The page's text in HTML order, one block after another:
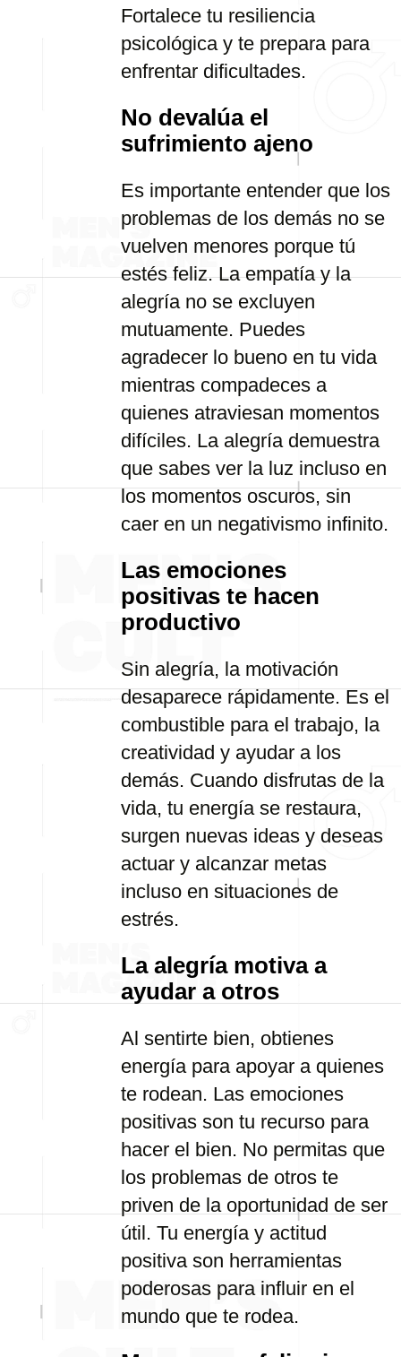
Fortalece tu resiliencia
psicológica y te prepara para
enfrentar dificultades.
No devalúa el
sufrimiento ajeno
Es importante entender que los
problemas de los demás no se
vuelven menores porque tú
estés feliz. La empatía y la
alegría no se excluyen
mutuamente. Puedes
agradecer lo bueno en tu vida
mientras compadeces a
quienes atraviesan momentos
difíciles. La alegría demuestra
que sabes ver la luz incluso en
los momentos oscuros, sin
caer en un negativismo infinito.
Las emociones
positivas te hacen
productivo
Sin alegría, la motivación
desaparece rápidamente. Es el
combustible para el trabajo, la
creatividad y ayudar a los
demás. Cuando disfrutas de la
vida, tu energía se restaura,
surgen nuevas ideas y deseas
actuar y alcanzar metas
incluso en situaciones de
estrés.
La alegría motiva a
ayudar a otros
Al sentirte bien, obtienes
energía para apoyar a quienes
te rodean. Las emociones
positivas son tu recurso para
hacer el bien. No permitas que
los problemas de otros te
priven de la oportunidad de ser
útil. Tu energía y actitud
positiva son herramientas
poderosas para influir en el
mundo que te rodea.